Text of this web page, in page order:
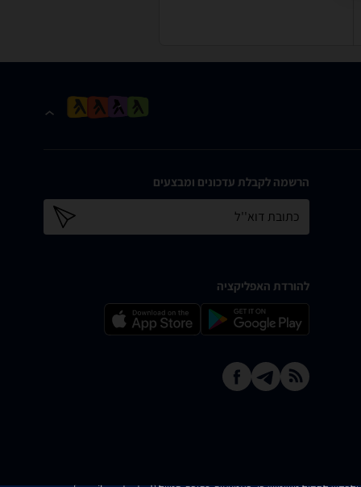
הרשמה לקבלת עדכונים ומבצעים
כתובת דוא''ל
להורדת האפליקציה